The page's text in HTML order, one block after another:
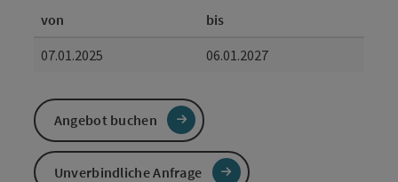
von
bis
07.01.2025
06.01.2027
Angebot buchen
Unverbindliche Anfrage